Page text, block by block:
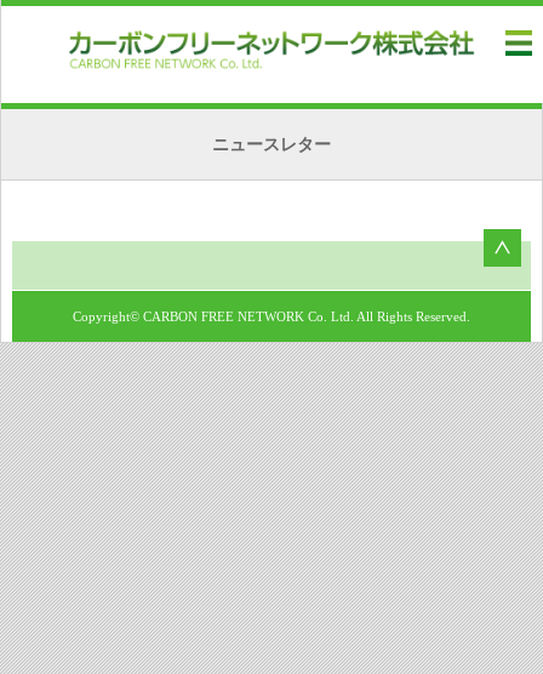
ニュースレター
Copyright© CARBON FREE NETWORK Co. Ltd. All Rights Reserved.